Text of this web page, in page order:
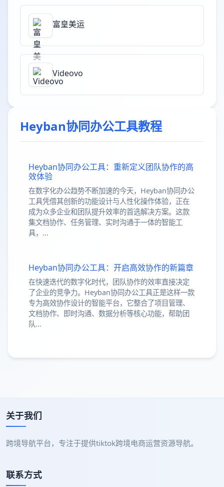
富皇美运
Videovo
Heyban协同办公工具教程
Heyban协同办公工具：重新定义团队协作的高
效体验
在数字化办公趋势不断加速的今天，Heyban协同办公
工具凭借其创新的功能设计与人性化操作体验，正在
成为众多企业和团队提升效率的首选解决方案。这款
集文档协作、任务管理、实时沟通于一体的智能工
具，...
Heyban协同办公工具：开启高效协作的新篇章
在快速迭代的数字化时代，团队协作的效率直接决定
了企业的竞争力。Heyban协同办公工具正是这样一款
专为高效协作设计的智能平台，它整合了项目管理、
文档协作、即时沟通、数据分析等核心功能，帮助团
队...
关于我们
跨境导航平台，专注于提供tiktok跨境电商运营资源导航。
联系方式